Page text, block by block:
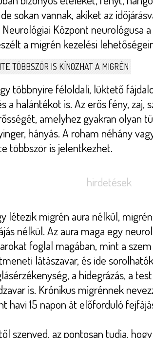
sokan vannak, akiket az
Neurológiai Központ neurológusa
a migrén kezelési
TÖBBSZÖR IS KÍNOZHAT A MIGRÉN
többnyire féloldali, lüktető
a halántékot is. Az erős fény, zaj,
amelyhez gyakran olyan
hányás. A roham néhány
többször is jelentkezhet.
hirdetések
létezik migrén aura nélkül,
nélkül. Az aura maga egy
foglal magában, mint a
látászavar, és ide
a hidegrázás, a
is. Krónikus migrénnek
havi 15 napon át előforduló
szenved, az pontosan tudja,